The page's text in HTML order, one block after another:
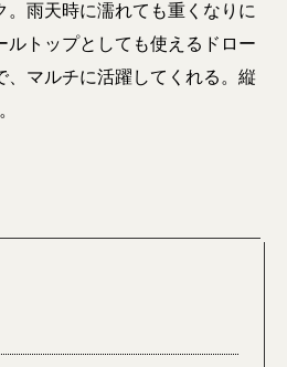
。雨天時に濡れても重くなりに
ルトップとしても使えるドロー
、マルチに活躍してくれる。縦